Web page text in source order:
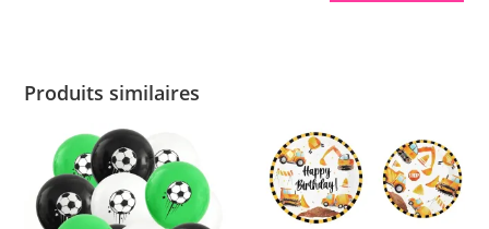
Produits similaires